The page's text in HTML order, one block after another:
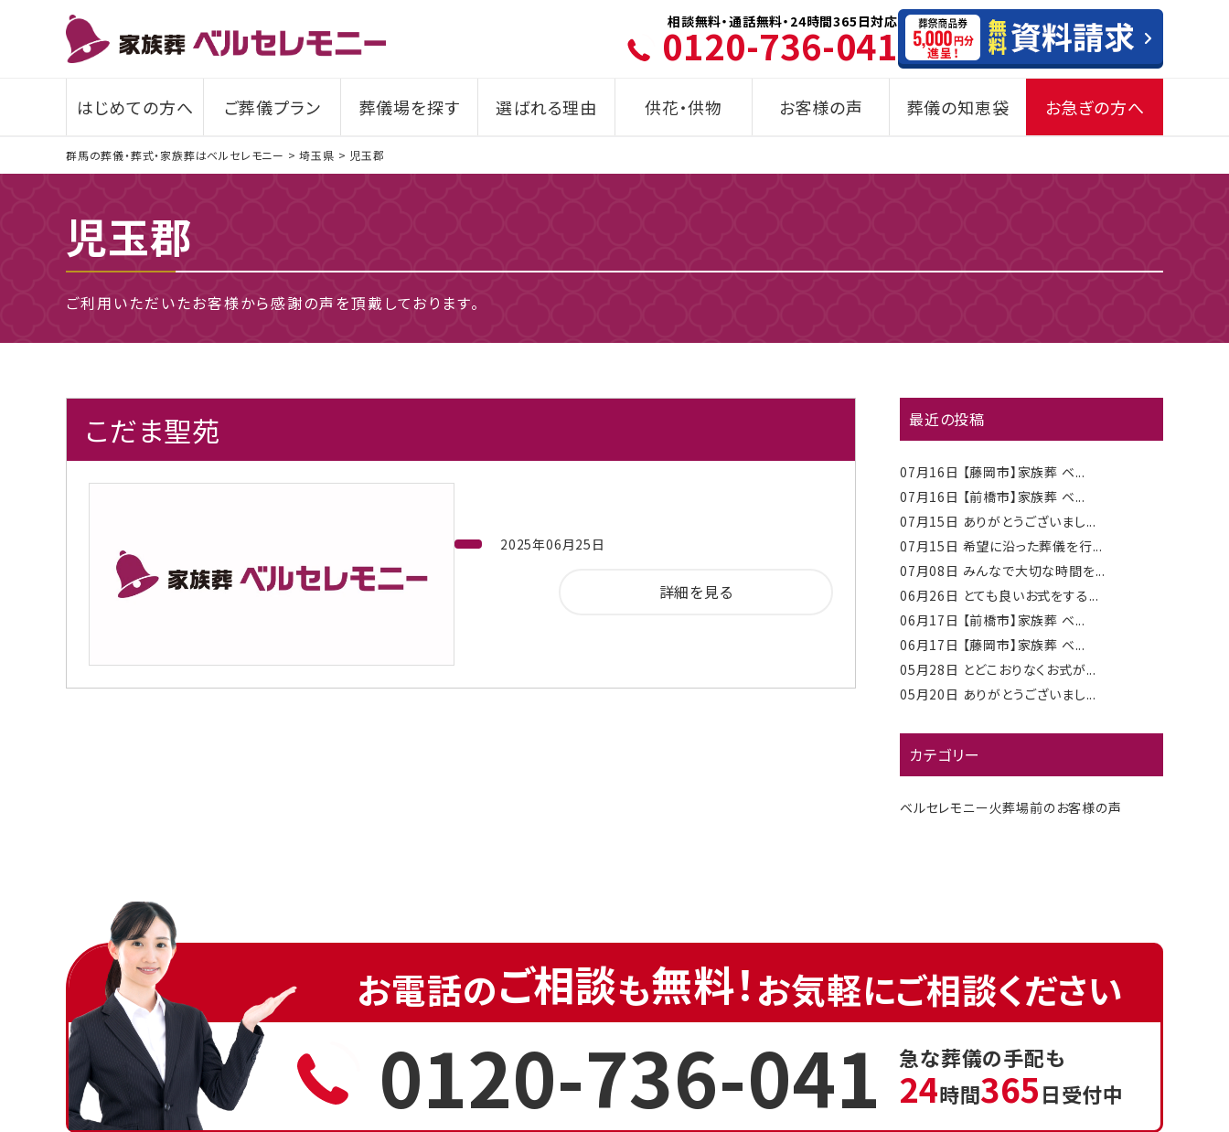
相談無料・通話無料・24時間365日対応
0120-736-041
はじめての方へ ご葬儀プラン 葬儀場を探す 選ばれる理由 供花・供物 お客様の声 葬儀の知恵袋 お急ぎの方へ
群馬の葬儀・葬式・家族葬はベルセレモニー >埼玉県 > 児玉郡
児玉郡
ご利用いただいたお客様から感謝の声を頂戴しております。
こだま聖苑
2025年06月25日
詳細を見る
最近の投稿
07月16日 【藤岡市】家族葬 ベ...
07月16日 【前橋市】家族葬 ベ...
07月15日 ありがとうございまし...
07月15日 希望に沿った葬儀を行...
07月08日 みんなで大切な時間を...
06月26日 とても良いお式をする...
06月17日 【前橋市】家族葬 ベ...
06月17日 【藤岡市】家族葬 ベ...
05月28日 とどこおりなくお式が...
05月20日 ありがとうございまし...
カテゴリー
ベルセレモニー火葬場前のお客様の声
お電話のご相談も無料！ お気軽にご相談ください
0120-736-041 急な葬儀の手配も
24時間365日受付中